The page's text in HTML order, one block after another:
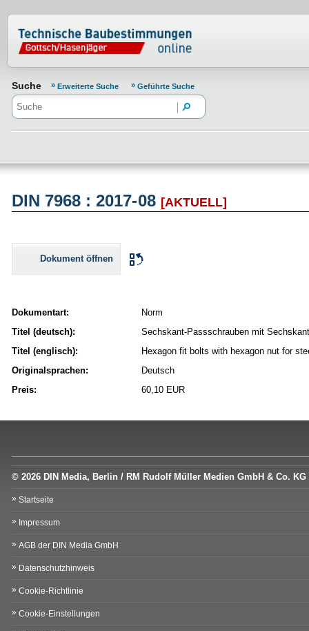
Normenportal Barrierefreiheit
Suche Erweiterte Suche Geführte Suche
DIN 7968 : 2017-08 [AKTUELL]
Dokument öffnen
Dokumentart:
Norm
Titel (deutsch):
Sechskant-Passschrauben mit
Titel (englisch):
Hexagon fit bolts with hexagon nut for
Originalsprachen:
Deutsch
Preis:
60,10 EUR
© 2026 DIN Media, Berlin / RM Rudolf Müller Medien GmbH & Co. KG
Startseite
Impressum
AGB der DIN Media GmbH
Datenschutzhinweis
Cookie-Richtlinie
Cookie-Einstellungen